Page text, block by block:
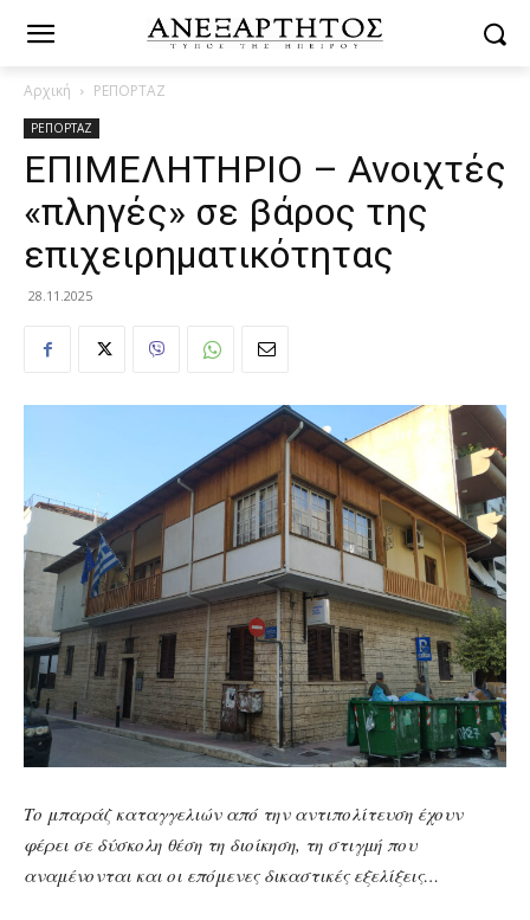
Αρχική ΡΕΠΟΡΤΑΖ
ΡΕΠΟΡΤΑΖ
ΕΠΙΜΕΛΗΤΗΡΙΟ – Ανοιχτές
«πληγές» σε βάρος της
επιχειρηματικότητας
28.11.2025
Το μπαράζ καταγγελιών από την αντιπολίτευση έχουν
φέρει σε δύσκολη θέση τη διοίκηση, τη στιγμή που
αναμένονται και οι επόμενες δικαστικές εξελίξεις…